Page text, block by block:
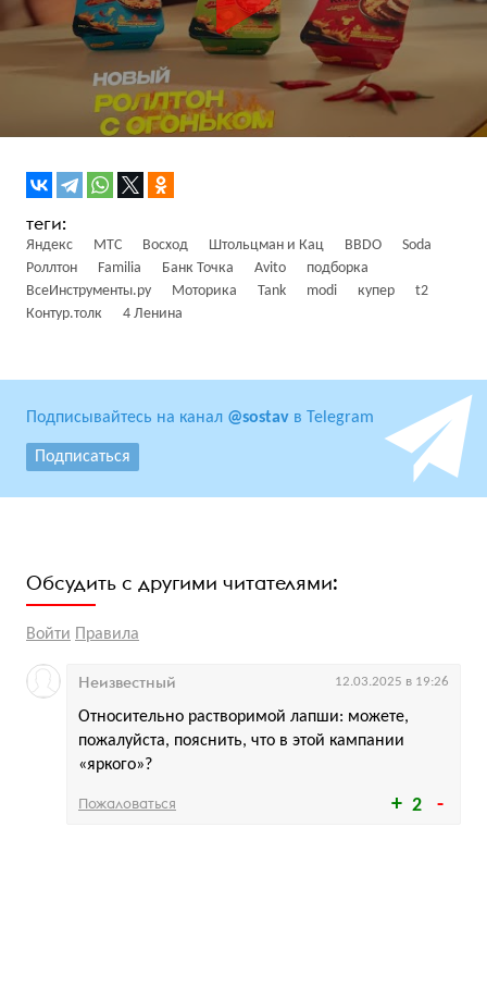
Яндекс МТС Восход Штольцман и Кац BBDO
Soda
Роллтон
Familia Банк Точка Avito
подборка
ВсеИнструменты.ру
Моторика Tank modi купер
t2
Контур.толк
4 Ленина
Подписывайтесь на канал @sostav в Telegram
Подписаться
Обсудить с другими читателями:
Войти Правила
2
Относительно растворимой лапши: можете,
пожалуйста, пояснить, что в этой кампании
«яркого»?
Неизвестный 12.03.2025 в 19:26
Пожаловаться